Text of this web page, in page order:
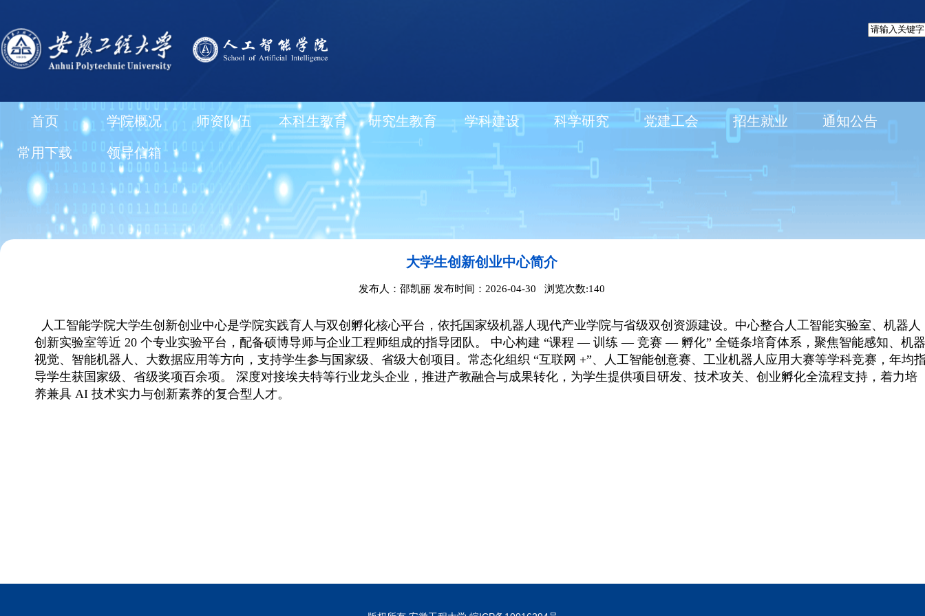
首页 学院概况 师资队伍 本科生教育 研究生教育 学科建设 科学研究 党建工会 招生就业 通知公告
常用下载 领导信箱
大学生创新创业中心简介
发布人：邵凯丽 发布时间：2026-04-30 浏览次数:140
人工智能学院大学生创新创业中心是学院实践育人与双创孵化核心平台，依托国家级机器人现代产业学院与省级双创资源建设。中心整合人工智能实验室、机器人
创新实验室等近 20 个专业实验平台，配备硕博导师与企业工程师组成的指导团队。 中心构建 “课程 — 训练 — 竞赛 — 孵化” 全链条培育体系，聚焦智能感知、机器
视觉、智能机器人、大数据应用等方向，支持学生参与国家级、省级大创项目。常态化组织 “互联网 +”、人工智能创意赛、工业机器人应用大赛等学科竞赛，年均
导学生获国家级、省级奖项百余项。 深度对接埃夫特等行业龙头企业，推进产教融合与成果转化，为学生提供项目研发、技术攻关、创业孵化全流程支持，着力培
养兼具 AI 技术实力与创新素养的复合型人才。